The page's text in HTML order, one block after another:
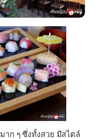
าก ๆ ซึ่งทั้งสวย มีสไตล์